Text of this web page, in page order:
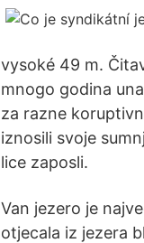
vysoké 49 m.
mnogo godina
za razne
iznosili svoje
lice zaposli.
Van jezero je
otjecala iz jezera